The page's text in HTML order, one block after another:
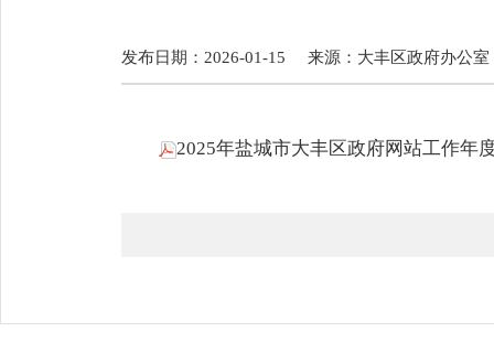
发布日期：2026-01-15 来源： 大丰区政府办公室
2025年盐城市大丰区政府网站工作年